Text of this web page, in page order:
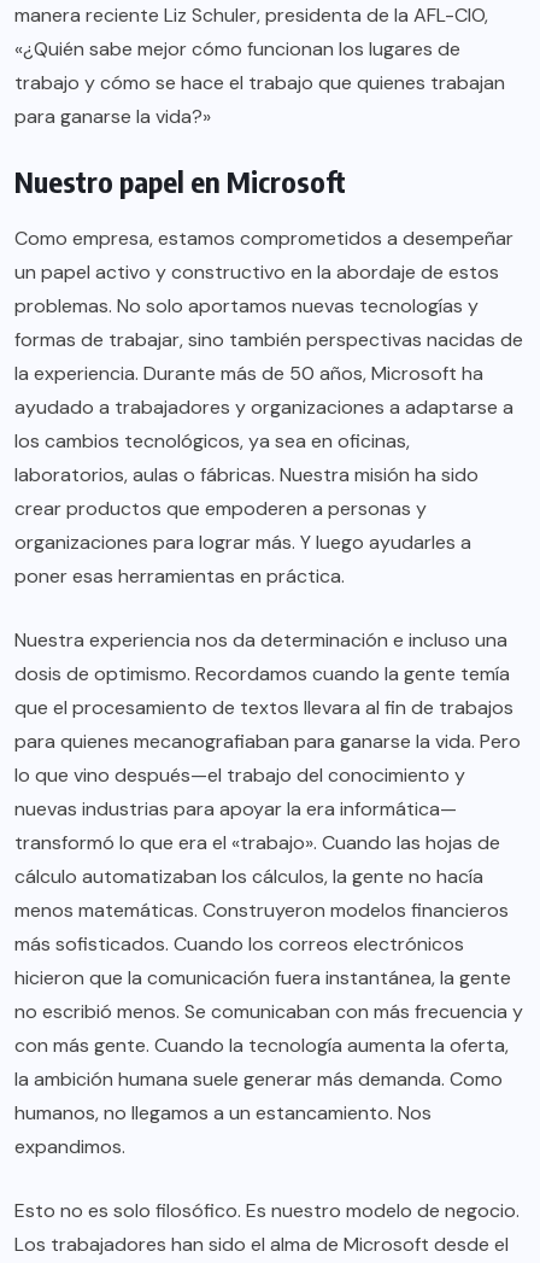
manera reciente Liz Schuler, presidenta de la AFL-CIO,
«¿Quién sabe mejor cómo funcionan los lugares de
trabajo y cómo se hace el trabajo que quienes trabajan
para ganarse la vida?»
Nuestro papel en Microsoft
Como empresa, estamos comprometidos a desempeñar
un papel activo y constructivo en la abordaje de estos
problemas. No solo aportamos nuevas tecnologías y
formas de trabajar, sino también perspectivas nacidas de
la experiencia. Durante más de 50 años, Microsoft ha
ayudado a trabajadores y organizaciones a adaptarse a
los cambios tecnológicos, ya sea en oficinas,
laboratorios, aulas o fábricas. Nuestra misión ha sido
crear productos que empoderen a personas y
organizaciones para lograr más. Y luego ayudarles a
poner esas herramientas en práctica.
Nuestra experiencia nos da determinación e incluso una
dosis de optimismo. Recordamos cuando la gente temía
que el procesamiento de textos llevara al fin de trabajos
para quienes mecanografiaban para ganarse la vida. Pero
lo que vino después—el trabajo del conocimiento y
nuevas industrias para apoyar la era informática—
transformó lo que era el «trabajo». Cuando las hojas de
cálculo automatizaban los cálculos, la gente no hacía
menos matemáticas. Construyeron modelos financieros
más sofisticados. Cuando los correos electrónicos
hicieron que la comunicación fuera instantánea, la gente
no escribió menos. Se comunicaban con más frecuencia y
con más gente. Cuando la tecnología aumenta la oferta,
la ambición humana suele generar más demanda. Como
humanos, no llegamos a un estancamiento. Nos
expandimos.
Esto no es solo filosófico. Es nuestro modelo de negocio.
Los trabajadores han sido el alma de Microsoft desde el